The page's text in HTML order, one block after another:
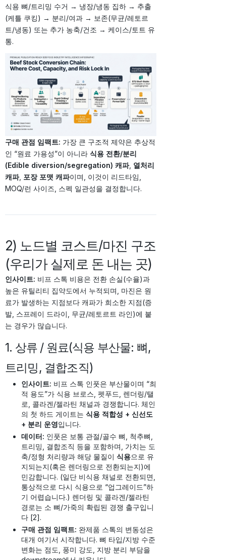
식용 뼈/트리밍 수거 → 냉장/냉동 집하 → 추출
(케틀 쿠킹) → 분리/여과 → 보존(무균/레토르
트/냉동) 또는 추가 농축/건조 → 케이스/토트 유
통.
구매 관점 임팩트: 가장 큰 구조적 제약은 추상적
인 “원료 가용성”이 아니라 식용 전환/분리
(Edible diversion/segregation) 캐파, 열처리
캐파, 포장 포맷 캐파이며, 이것이 리드타임,
MOQ/런 사이즈, 스펙 일관성을 결정합니다.
2) 노드별 코스트/마진 구조
(우리가 실제로 돈 내는 곳)
인사이트: 비프 스톡 비용은 전환 손실(수율)과
높은 유틸리티 집약도에서 누적되며, 마진은 원
료가 발생하는 지점보다 캐파가 희소한 지점(증
발, 스프레이 드라이, 무균/레토르트 라인)에 붙
는 경우가 많습니다.
1. 상류 / 원료(식용 부산물: 뼈,
트리밍, 결합조직)
인사이트: 비프 스톡 인풋은 부산물이며 “최
적 용도”가 식용 브로스, 펫푸드, 렌더링/탤
로, 콜라겐/젤라틴 채널과 경쟁합니다. 체인
의 첫 하드 게이트는 식용 적합성 + 신선도
+ 분리 운영입니다.
데이터: 인풋은 보통 관절/골수 뼈, 척추뼈,
트리밍, 결합조직 등을 포함하며, 가치는 도
축/정형 처리량과 해당 물질이 식용으로 유
지되는지(혹은 렌더링으로 전환되는지)에
민감합니다. (일단 비식용 채널로 전환되면,
통상적으로 다시 식용으로 “업그레이드”하
기 어렵습니다.) 렌더링 및 콜라겐/젤라틴
경로는 소 뼈/가죽의 확립된 경쟁 출구입니
다 [2].
구매 관점 임팩트: 완제품 스톡의 변동성은
대개 여기서 시작합니다. 뼈 타입/지방 수준
변화는 점도, 풍미 강도, 지방 분리 부담을